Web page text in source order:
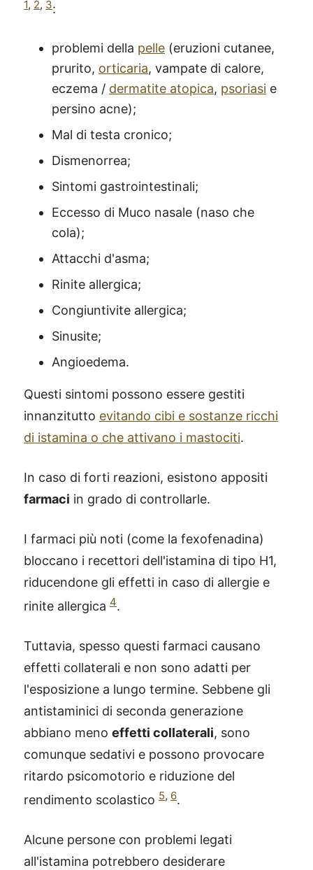
1, 2, 3:
problemi della pelle (eruzioni cutanee,
prurito, orticaria, vampate di calore,
eczema / dermatite atopica, psoriasi e
persino acne);
Mal di testa cronico;
Dismenorrea;
Sintomi gastrointestinali;
Eccesso di Muco nasale (naso che
cola);
Attacchi d'asma;
Rinite allergica;
Congiuntivite allergica;
Sinusite;
Angioedema.
Questi sintomi possono essere gestiti
innanzitutto evitando cibi e sostanze ricchi
di istamina o che attivano i mastociti.
In caso di forti reazioni, esistono appositi
farmaci in grado di controllarle.
I farmaci più noti (come la fexofenadina)
bloccano i recettori dell'istamina di tipo H1,
riducendone gli effetti in caso di allergie e
rinite allergica 4.
Tuttavia, spesso questi farmaci causano
effetti collaterali e non sono adatti per
l'esposizione a lungo termine. Sebbene gli
antistaminici di seconda generazione
abbiano meno effetti collaterali, sono
comunque sedativi e possono provocare
ritardo psicomotorio e riduzione del
rendimento scolastico 5, 6.
Alcune persone con problemi legati
all'istamina potrebbero desiderare